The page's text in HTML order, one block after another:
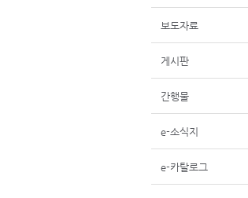
보도자료
게시판
간행물
e-소식지
e-카탈로그